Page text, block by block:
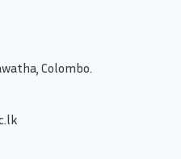
Colombo.